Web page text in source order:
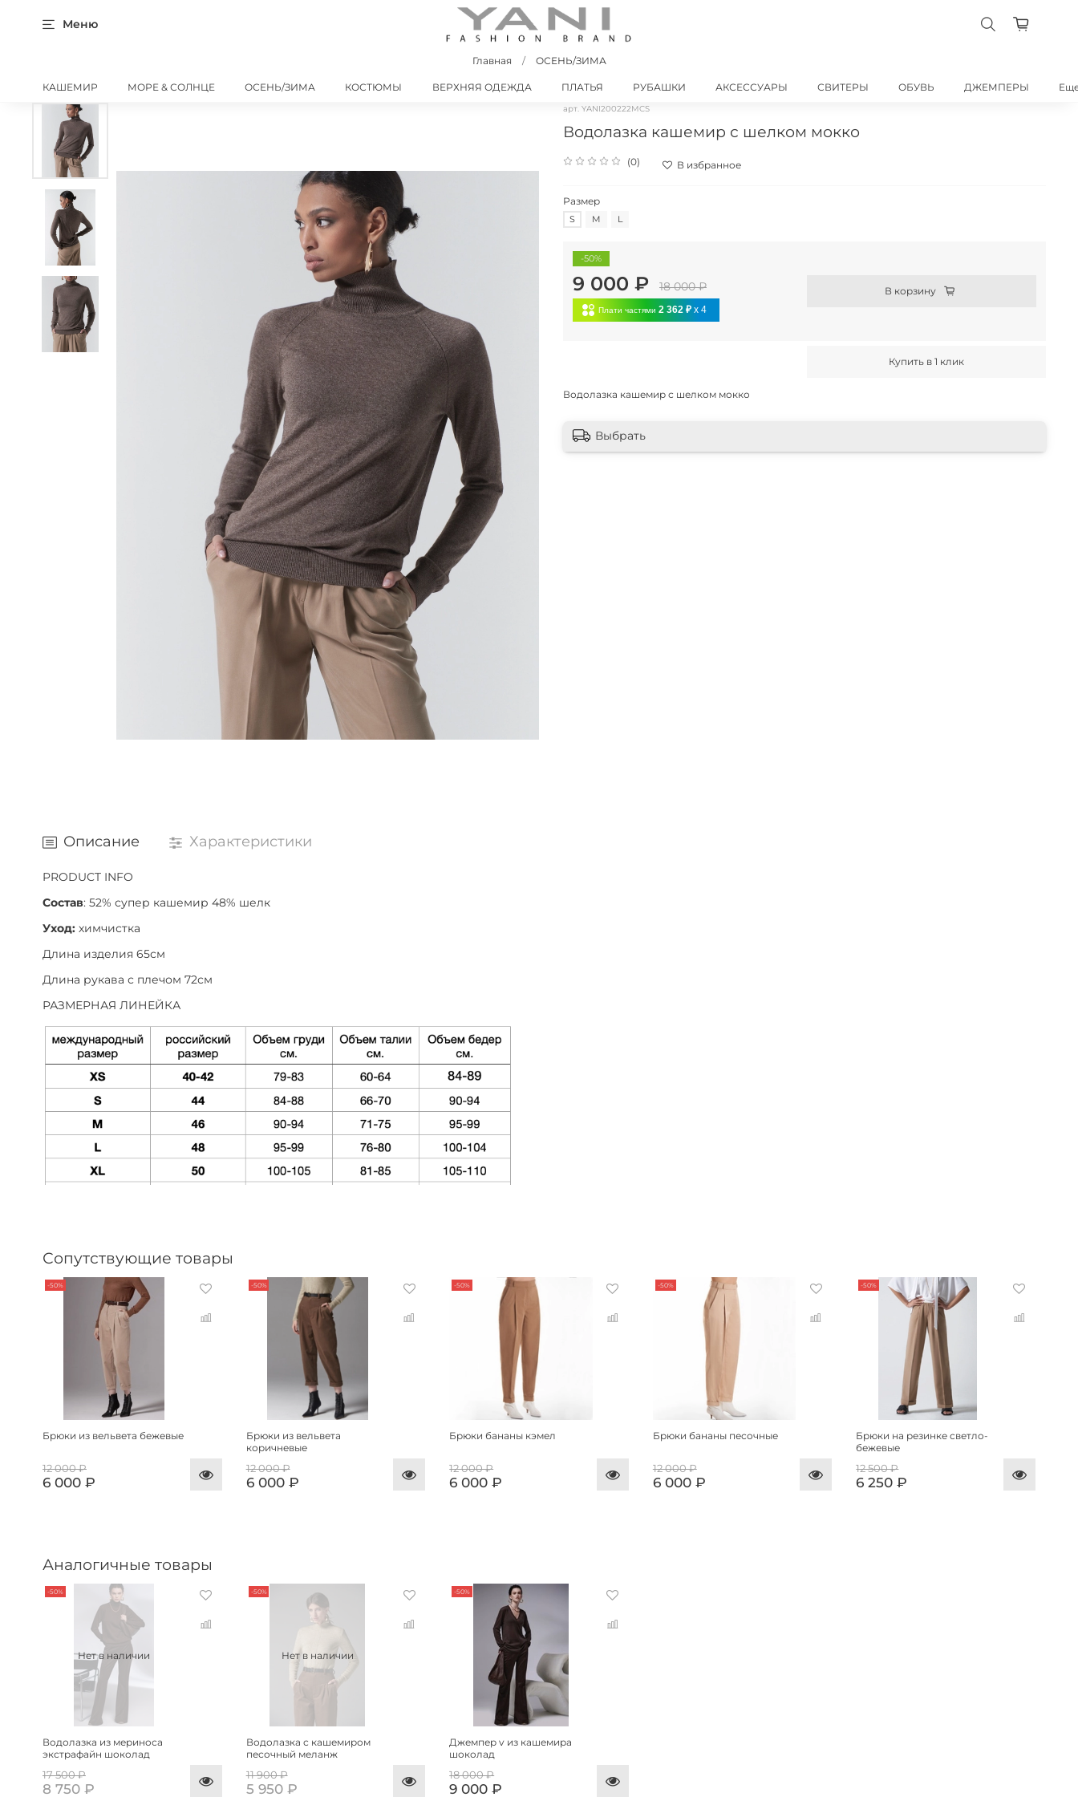
Меню
Главная ОСЕНЬ/ЗИМА
КАШЕМИР МОРЕ & СОЛНЦЕ ОСЕНЬ/ЗИМА КОСТЮМЫ ВЕРХНЯЯ ОДЕЖДА ПЛАТЬЯ РУБАШКИ АКСЕССУАРЫ СВИТЕРЫ ОБУВЬ ДЖЕМПЕРЫ
арт. YANI200222MCS
Водолазка кашемир с шелком мокко
(0) В избранное
Размер
S M L
-50%
9 000 ₽ 18 000 ₽
Плати частями 2 362 ₽ x 4
В корзину
Купить в 1 клик
Водолазка кашемир с шелком мокко
Выбрать
Описание Характеристики
PRODUCT INFO
Состав: 52% супер кашемир 48% шелк
Уход: химчистка
Длина изделия 65см
Длина рукава с плечом 72см
РАЗМЕРНАЯ ЛИНЕЙКА
Сопутствующие товары
-50%
Брюки из вельвета бежевые
12 000 ₽
6 000 ₽
-50%
Брюки из вельвета
коричневые
12 000 ₽
6 000 ₽
-50%
Брюки бананы кэмел
12 000 ₽
6 000 ₽
-50%
Брюки бананы песочные
12 000 ₽
6 000 ₽
-50%
Брюки на резинке светло-
бежевые
12 500 ₽
6 250 ₽
Аналогичные товары
Нет в наличии
-50%
Водолазка из мериноса
экстрафайн шоколад
17 500 ₽
8 750 ₽
Нет в наличии
-50%
Водолазка с кашемиром
песочный меланж
11 900 ₽
5 950 ₽
-50%
Джемпер v из кашемира
шоколад
18 000 ₽
9 000 ₽